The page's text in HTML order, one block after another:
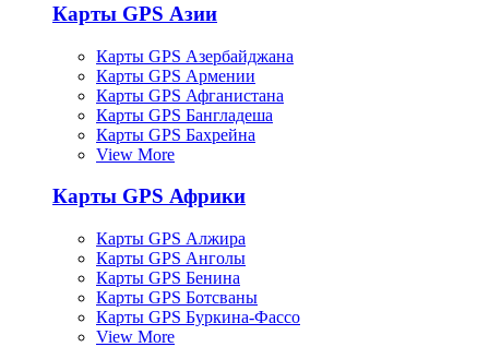
Карты GPS Азии
Карты GPS Азербайджана
Карты GPS Армении
Карты GPS Афганистана
Карты GPS Бангладеша
Карты GPS Бахрейна
View More
Карты GPS Африки
Карты GPS Алжира
Карты GPS Анголы
Карты GPS Бенина
Карты GPS Ботсваны
Карты GPS Буркина-Фассо
View More